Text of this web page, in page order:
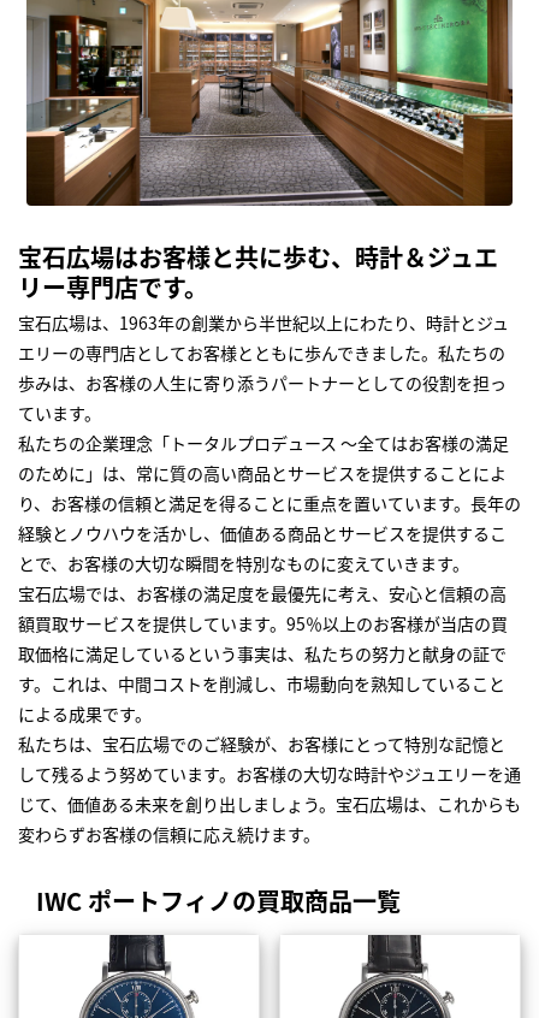
宝石広場はお客様と共に歩む、時計＆ジュエ
リー専門店です。
宝石広場は、1963年の創業から半世紀以上にわたり、時計とジュ
エリーの専門店としてお客様とともに歩んできました。私たちの
歩みは、お客様の人生に寄り添うパートナーとしての役割を担っ
ています。
私たちの企業理念「トータルプロデュース ～全てはお客様の満足
のために」は、常に質の高い商品とサービスを提供することによ
り、お客様の信頼と満足を得ることに重点を置いています。長年の
経験とノウハウを活かし、価値ある商品とサービスを提供するこ
とで、お客様の大切な瞬間を特別なものに変えていきます。
宝石広場では、お客様の満足度を最優先に考え、安心と信頼の高
額買取サービスを提供しています。95％以上のお客様が当店の買
取価格に満足しているという事実は、私たちの努力と献身の証で
す。これは、中間コストを削減し、市場動向を熟知していること
による成果です。
私たちは、宝石広場でのご経験が、お客様にとって特別な記憶と
して残るよう努めています。お客様の大切な時計やジュエリーを通
じて、価値ある未来を創り出しましょう。宝石広場は、これからも
変わらずお客様の信頼に応え続けます。
IWC ポートフィノの買取商品一覧